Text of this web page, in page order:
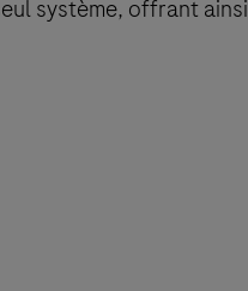
système, offrant ainsi